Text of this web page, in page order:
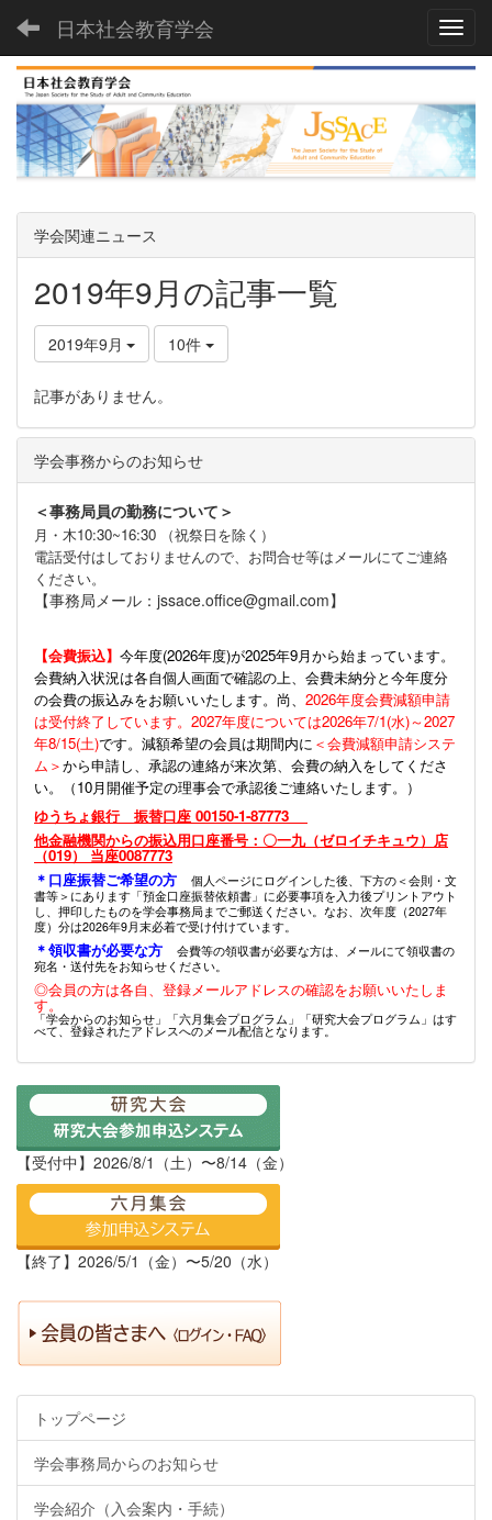
日本社会教育学会
学会関連ニュース
2019年9月の記事一覧
2019年9月 10件
記事がありません。
学会事務からのお知らせ
＜事務局員の勤務について＞
月・木10:30~16:30 （祝祭日を除く）
電話受付はしておりませんので、お問合せ等はメールにてご連絡
ください。
【事務局メール：jssace.office@gmail.com】
【会費振込】 今年度(2026年度)が2025年9月から始まっています。
会費納入状況は各自個人画面で確認の上、会費未納分と今年度分
の会費の振込みをお願いいたします。尚、 2026年度会費減額申請
は受付終了しています。2027年度については2026年7/1(水)～2027
年8/15(土)です。減額希望の会員は期間内に ＜会費減額申請システ
ム＞から申請し、承認の連絡が来次第、会費の納入をしてくださ
い。（10月開催予定の理事会で承認後ご連絡いたします。）
ゆうちょ銀行 振替口座 00150-1-87773
他金融機関からの振込用口座番号：〇一九（ゼロイチキュウ）店
（019） 当座0087773
＊口座振替ご希望の方
個人ページにログインした後、下方の＜会則・文
書等＞にあります「預金口座振替依頼書」に必要事項を入力後プリントアウト
し、押印したものを学会事務局までご郵送ください。なお、次年度（2027年
度）分は2026年9月末必着で受け付けています。
＊領収書が必要な方
会費等の領収書が必要な方は、メールにて領収書の
宛名・送付先をお知らせください。
◎会員の方は各自、登録メールアドレスの確認をお願いいたしま
す。
「学会からのお知らせ」「六月集会プログラム」「研究大会プログラム」はす
べて、登録されたアドレスへのメール配信となります。
【受付中】2026/8/1（土）〜8/14（金）
【終了】2026/5/1（金）〜5/20（水）
トップページ
学会事務局からのお知らせ
学会紹介（入会案内・手続）